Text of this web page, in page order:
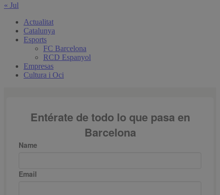
« Jul
Actualitat
Catalunya
Esports
FC Barcelona
RCD Espanyol
Empresas
Cultura i Oci